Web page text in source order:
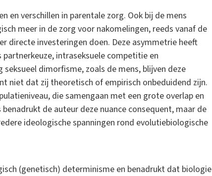
en verschillen in parentale zorg. Ook bij de mens
meer in de zorg voor nakomelingen, reeds vanaf de
directe investeringen doen. Deze asymmetrie heeft
intraseksuele competitie en
dimorfisme, zoals de mens, blijven deze
niet dat zij theoretisch of empirisch onbeduidend zijn.
die samengaan met een grote overlap en
de auteur deze nuance consequent, maar de
ideologische spanningen rond evolutiebiologische
(genetisch) determinisme en benadrukt dat biologie